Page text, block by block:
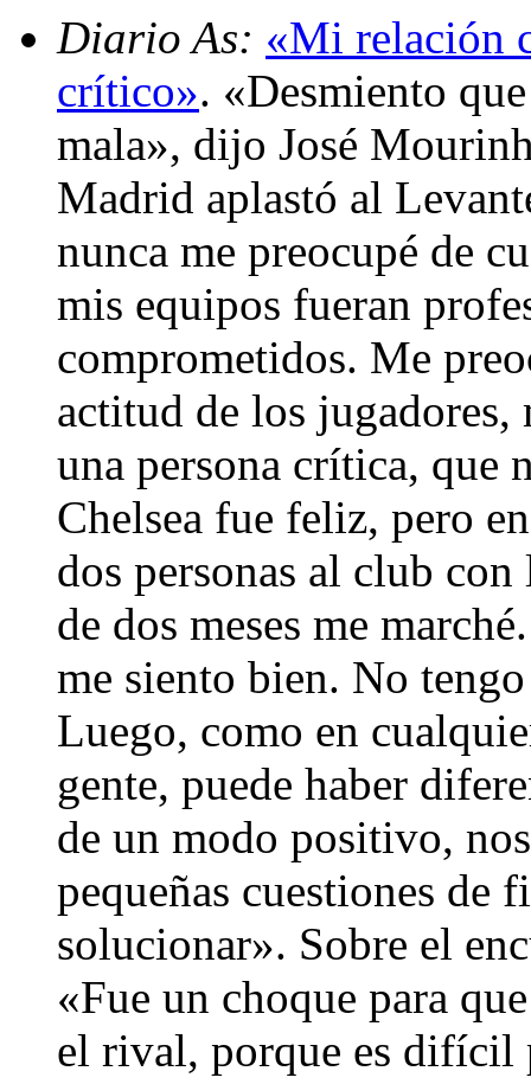
Diario As: «Mi relación
crítico». «Desmiento
mala», dijo José
Madrid aplastó al
nunca me preocupé de
mis equipos fueran
comprometidos. Me
actitud de los jugadores,
una persona crítica, que
Chelsea fue feliz, pero
dos personas al club
de dos meses me
me siento bien. No
Luego, como en
gente, puede haber
de un modo positivo,
pequeñas cuestiones de
solucionar». Sobre el
«Fue un choque para
el rival, porque es difícil